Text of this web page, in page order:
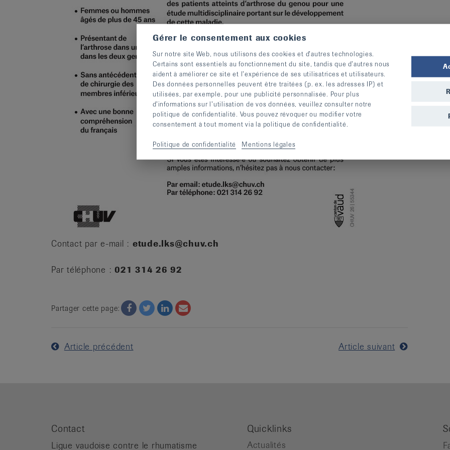
Contact par e-mail : etude.lks@chuv.ch
Par téléphone : 021 314 26 92
Partager cette page: Facebook
TwitterTwitterEmail
Article précédent Article suivant
Contact
Ligue vaudoise contre le rhumatisme
Quicklinks
Actualités
Gérer le consentement aux cookies
Sur notre site Web, nous utilisons des cookies et d’autres technologies.
Certains sont essentiels au fonctionnement du site, tandis que d’autres nous
aident à améliorer ce site et l’expérience de ses utilisatrices et utilisateurs.
Des données personnelles peuvent être traitées (p. ex. les adresses IP) et
utilisées, par exemple, pour une publicité personnalisée. Pour plus
d’informations sur l’utilisation de vos données, veuillez consulter notre
politique de confidentialité. Vous pouvez révoquer ou modifier votre
consentement à tout moment via la politique de confidentialité.
Politique de confidentialité Mentions légales